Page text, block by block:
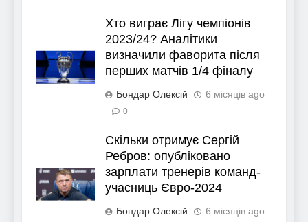
Хто виграє Лігу чемпіонів
2023/24? Аналітики
визначили фаворита після
перших матчів 1/4 фіналу
Бондар Олексій 6 місяців ago
0
Скільки отримує Сергій
Ребров: опубліковано
зарплати тренерів команд-
учасниць Євро-2024
Бондар Олексій 6 місяців ago